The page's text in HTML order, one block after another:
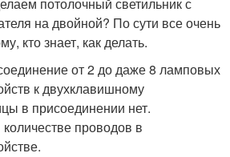
потолочный светильник с
на двойной? По сути все очень
кто знает, как делать.
от 2 до даже 8 ламповых
к двухклавишному
в присоединении нет.
проводов в